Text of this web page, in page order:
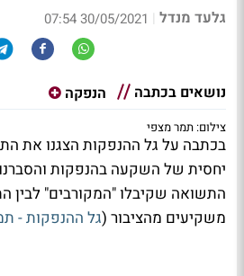
גלעד מנדל |
30/05/2021 07:54
נושאים בכתבה הנפקה
צילום: תמר מצפי
בכתבה על גל ההנפקות הצגנו את
יחסית של השקעה בהנפקות
התשואה שקיבלו "המקורבים" לבין
משקיעים מהציבור (גל ההנפקות -